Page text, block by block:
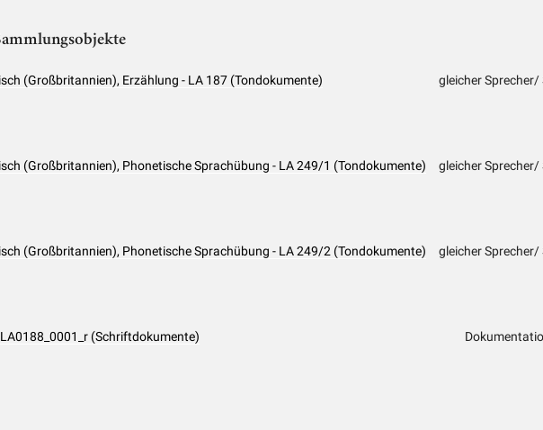
(Großbritannien), Erzählung - LA 187 (Tondokumente) gleicher Sprecher/
(Großbritannien), Phonetische Sprachübung - LA 249/1 (Tondokumente) gleicher Sprecher/
(Großbritannien), Phonetische Sprachübung - LA 249/2 (Tondokumente) gleicher Sprecher/
LA0188_0001_r (Schriftdokumente)